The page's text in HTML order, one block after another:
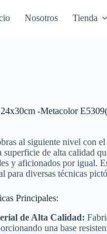
Nosotros Tienda
-Metacolor
al siguiente nivel con el
superficie de alta calidad
y aficionados por igual.
para diversas técnicas
Principales:
de Alta Calidad:
una base